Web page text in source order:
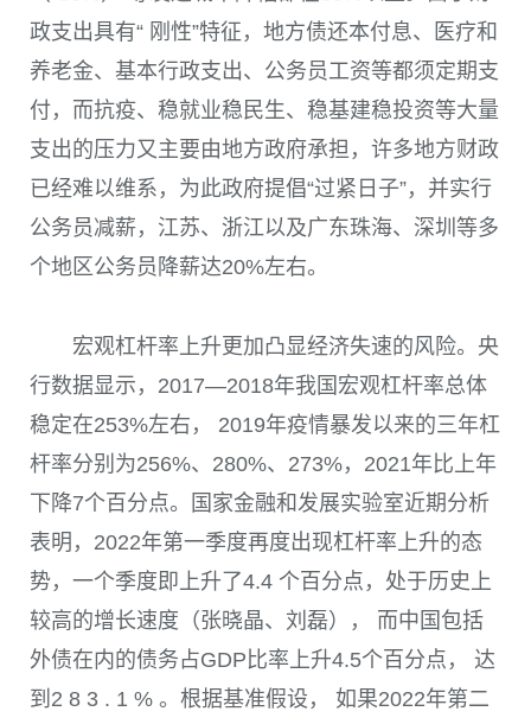
政支出具有“ 刚性”特征，地方债还本付息、医疗和
养老金、基本行政支出、公务员工资等都须定期支
付，而抗疫、稳就业稳民生、稳基建稳投资等大量
支出的压力又主要由地方政府承担，许多地方财政
已经难以维系，为此政府提倡“过紧日子”，并实行
公务员减薪，江苏、浙江以及广东珠海、深圳等多
个地区公务员降薪达20%左右。
宏观杠杆率上升更加凸显经济失速的风险。央
行数据显示， 2017—2018年我国宏观杠杆率总体
稳定在253%左右， 2019年疫情暴发以来的三年杠
杆率分别为256%、 280%、 273%， 2021年比上年
下降7个百分点。国家金融和发展实验室近期分析
表明， 2022年第一季度再度出现杠杆率上升的态
势，一个季度即上升了4.4 个百分点，处于历史上
较高的增长速度（张晓晶、刘磊）， 而中国包括
外债在内的债务占GDP 比率上升4.5个百分点， 达
到 2 8 3 . 1 % 。根据基准假设， 如果2022年第二